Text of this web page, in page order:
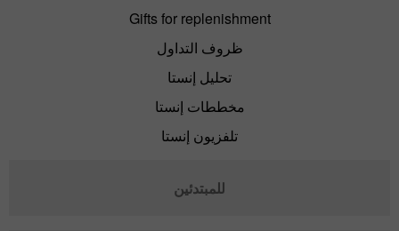
Gifts for replenishment
ظروف التداول
تحليل إنستا
مخططات إنستا
تلفزيون إنستا
للمبتدئين